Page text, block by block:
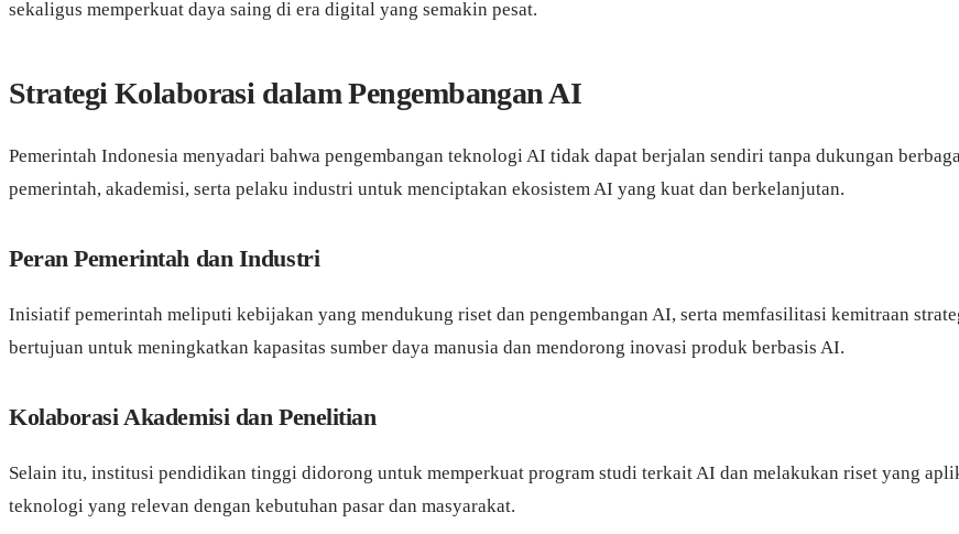
sekaligus memperkuat daya saing di era digital yang semakin pesat.
Strategi Kolaborasi dalam Pengembangan AI
Pemerintah Indonesia menyadari bahwa pengembangan teknologi AI tidak dapat berjalan sendiri tanpa dukungan
pemerintah, akademisi, serta pelaku industri untuk menciptakan ekosistem AI yang kuat dan berkelanjutan.
Peran Pemerintah dan Industri
Inisiatif pemerintah meliputi kebijakan yang mendukung riset dan pengembangan AI, serta memfasilitasi kemitraan
bertujuan untuk meningkatkan kapasitas sumber daya manusia dan mendorong inovasi produk berbasis AI.
Kolaborasi Akademisi dan Penelitian
Selain itu, institusi pendidikan tinggi didorong untuk memperkuat program studi terkait AI dan melakukan riset yang
teknologi yang relevan dengan kebutuhan pasar dan masyarakat.